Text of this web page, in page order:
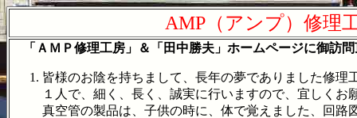
AMP（アンプ）修
「ＡＭＰ修理工房」＆「田中勝夫」ホームページに御訪
皆様のお陰を持ちまして、長年の夢でありました修理
１人で、細く、長く、誠実に行いますので、宜しくお
真空管の製品は、子供の時に、体で覚えました、回路